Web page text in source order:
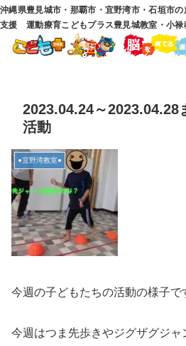
沖縄県豊見城市・那覇市・宜野湾市・石垣市
支援 運動療育こどもプラス豊見城教室・小禄
2023.04.24～2023.04.28
活動
●宜野湾教室●
今週の子どもたちの活動の様子で
今週はつま先歩きやジグザグジ